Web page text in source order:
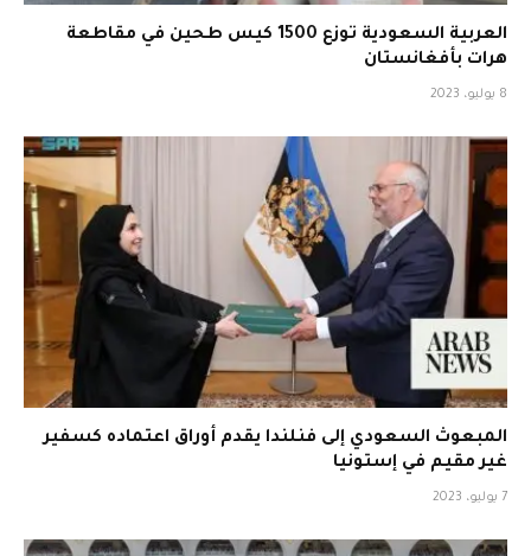
العربية السعودية توزع 1500 كيس طحين في مقاطعة
هرات بأفغانستان
8 يوليو، 2023
المبعوث السعودي إلى فنلندا يقدم أوراق اعتماده كسفير
غير مقيم في إستونيا
7 يوليو، 2023